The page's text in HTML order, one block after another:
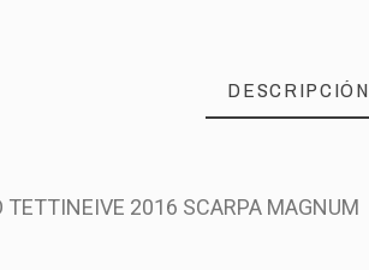
DESCRIPCIÓN
TETTINEIVE 2016 SCARPA MAGNUM